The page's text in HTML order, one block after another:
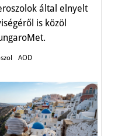
által elnyelt
is közöl
AOD